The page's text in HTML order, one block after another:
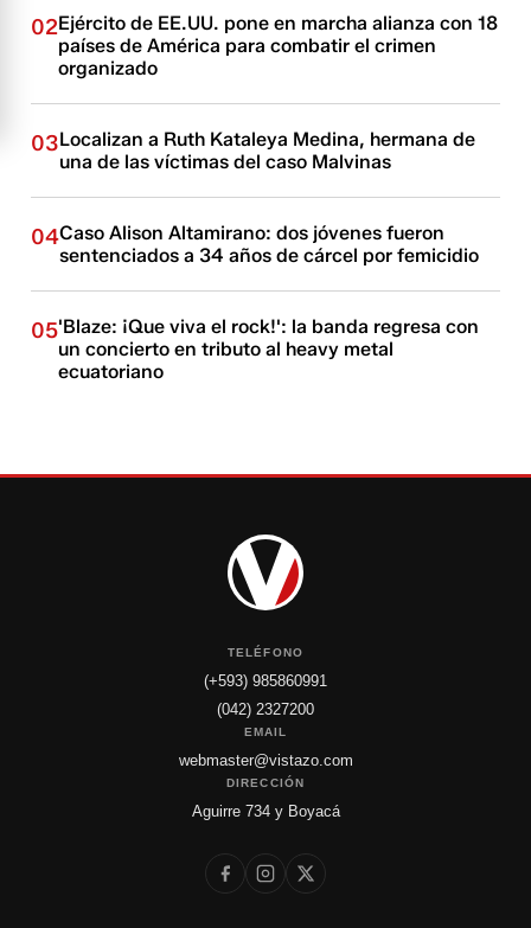
02Ejército de EE.UU. pone en marcha alianza con 18
países de América para combatir el crimen
organizado
03Localizan a Ruth Kataleya Medina, hermana de
una de las víctimas del caso Malvinas
04Caso Alison Altamirano: dos jóvenes fueron
sentenciados a 34 años de cárcel por femicidio
05'Blaze: ¡Que viva el rock!': la banda regresa con
un concierto en tributo al heavy metal
ecuatoriano
TELÉFONO
(+593) 985860991
(042) 2327200
EMAIL
webmaster@vistazo.com
DIRECCIÓN
Aguirre 734 y Boyacá